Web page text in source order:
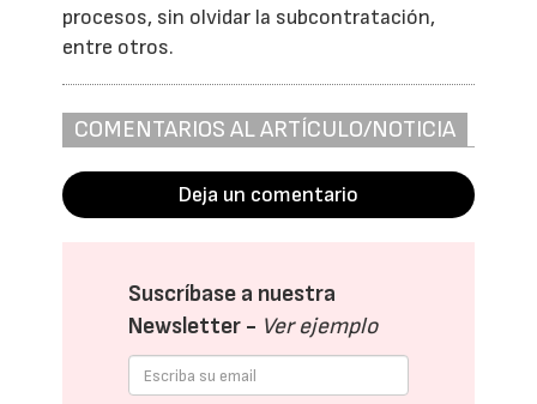
procesos, sin olvidar la subcontratación,
entre otros.
COMENTARIOS AL ARTÍCULO/NOTICIA
Deja un comentario
Suscríbase a nuestra
Newsletter - Ver ejemplo